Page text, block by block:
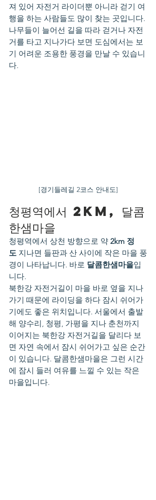
져 있어 자전거 라이더뿐 아니라 걷기 여
행을 하는 사람들도 많이 찾는 곳입니다.
나무들이 늘어선 길을 따라 걷거나 자전
거를 타고 지나가다 보면 도심에서는 보
기 어려운 조용한 풍경을 만날 수 있습니
다.
[경기들레길 2코스 안내도]
청평역에서 2km, 달콤
한샘마을
청평역에서 상천 방향으로 약 2km 정
도 지나면 들판과 산 사이에 작은 마을 풍
경이 나타납니다. 바로 달콤한샘마을입
니다.
북한강 자전거길이 마을 바로 옆을 지나
가기 때문에 라이딩을 하다 잠시 쉬어가
기에도 좋은 위치입니다. 서울에서 출발
해 양수리, 청평, 가평을 지나 춘천까지
이어지는 북한강 자전거길을 달리다 보
면 자연 속에서 잠시 쉬어가고 싶은 순간
이 있습니다. 달콤한샘마을은 그런 시간
에 잠시 들러 여유를 느낄 수 있는 작은
마을입니다.